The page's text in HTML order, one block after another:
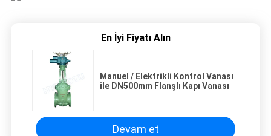
En İyi Fiyatı Alın
Manuel / Elektrikli Kontrol Vanası
ile DN500mm Flanşlı Kapı Vanası
Devam et